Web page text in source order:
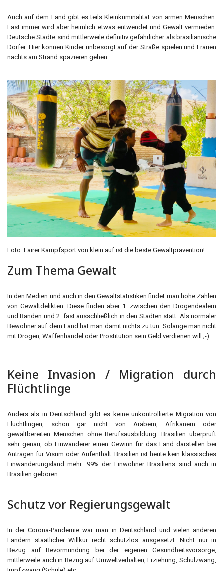
Auch auf dem Land gibt es teils Kleinkriminalität von armen Menschen.
Fast immer wird aber heimlich etwas entwendet und Gewalt vermieden.
Deutsche Städte sind mittlerweile definitiv gefährlicher als brasilianische
Dörfer. Hier können Kinder unbesorgt auf der Straße spielen und Frauen
nachts am Strand spazieren gehen.
Foto: Fairer Kampfsport von klein auf ist die beste Gewaltprävention!
Zum Thema Gewalt
In den Medien und auch in den Gewaltstatistiken findet man hohe Zahlen
von Gewaltdelikten. Diese finden aber 1. zwischen den Drogendealern
und Banden und 2. fast ausschließlich in den Städten statt. Als normaler
Bewohner auf dem Land hat man damit nichts zu tun. Solange man nicht
mit Drogen, Waffenhandel oder Prostitution sein Geld verdienen will ;-)
Keine Invasion / Migration durch
Flüchtlinge
Anders als in Deutschland gibt es keine unkontrollierte Migration von
Flüchtlingen, schon gar nicht von Arabern, Afrikanern oder
gewaltbereiten Menschen ohne Berufsausbildung. Brasilien überprüft
sehr genau, ob Einwanderer einen Gewinn für das Land darstellen bei
Anträgen für Visum oder Aufenthalt. Brasilien ist heute kein klassisches
Einwanderungsland mehr: 99% der Einwohner Brasiliens sind auch in
Brasilien geboren.
Schutz vor Regierungsgewalt
In der Corona-Pandemie war man in Deutschland und vielen anderen
Ländern staatlicher Willkür recht schutzlos ausgesetzt. Nicht nur in
Bezug auf Bevormundung bei der eigenen Gesundheitsvorsorge,
mittlerweile auch in Bezug auf Umweltverhalten, Erziehung, Schulzwang,